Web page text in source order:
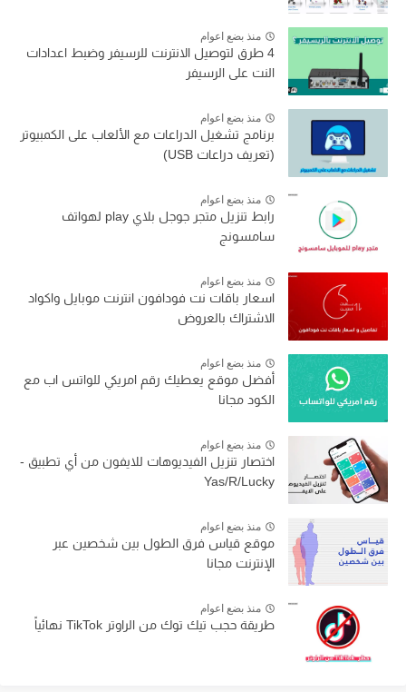
منذ بضع اعوام
4 طرق لتوصيل الانترنت للرسيفر وضبط اعدادات
النت على الرسيفر
منذ بضع اعوام
برنامج تشغيل الدراعات مع الألعاب على الكمبيوتر
(تعريف دراعات USB)
منذ بضع اعوام
رابط تنزيل متجر جوجل بلاي play لهواتف
سامسونج
منذ بضع اعوام
اسعار باقات نت فودافون انترنت موبايل واكواد
الاشتراك بالعروض
منذ بضع اعوام
أفضل موقع يعطيك رقم امريكي للواتس اب مع
الكود مجانا
منذ بضع اعوام
اختصار تنزيل الفيديوهات للايفون من أي تطبيق -
Yas/R/Lucky
منذ بضع اعوام
موقع قياس فرق الطول بين شخصين عبر
الإنترنت مجانا
منذ بضع اعوام
طريقة حجب تيك توك من الراوتر TikTok نهائياً